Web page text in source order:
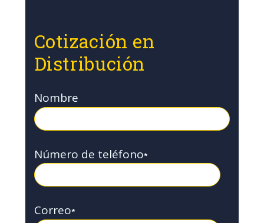
Cotización en
Distribución
Nombre
Número de teléfono*
Correo*